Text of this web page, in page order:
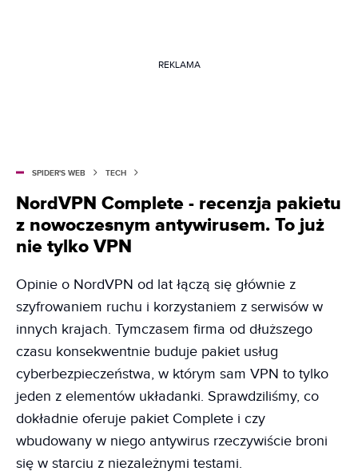
REKLAMA
SPIDER'S WEB TECH
NordVPN Complete - recenzja pakietu
z nowoczesnym antywirusem. To już
nie tylko VPN
Opinie o NordVPN od lat łączą się głównie z
szyfrowaniem ruchu i korzystaniem z serwisów w
innych krajach. Tymczasem firma od dłuższego
czasu konsekwentnie buduje pakiet usług
cyberbezpieczeństwa, w którym sam VPN to tylko
jeden z elementów układanki. Sprawdziliśmy, co
dokładnie oferuje pakiet Complete i czy
wbudowany w niego antywirus rzeczywiście broni
się w starciu z niezależnymi testami.